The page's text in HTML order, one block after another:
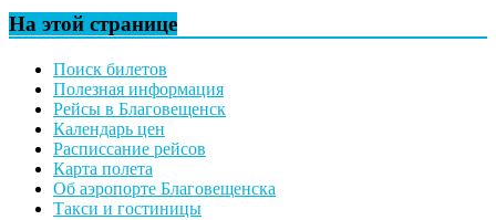
На этой странице
Поиск билетов
Полезная информация
Рейсы в Благовещенск
Календарь цен
Расписсание рейсов
Карта полета
Об аэропорте Благовещенска
Такси и гостиницы